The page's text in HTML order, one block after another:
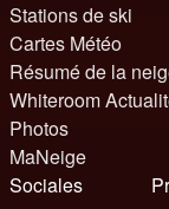
Stations de ski
Cartes Météo
Résumé de la
Whiteroom
Photos
MaNeige
Sociales